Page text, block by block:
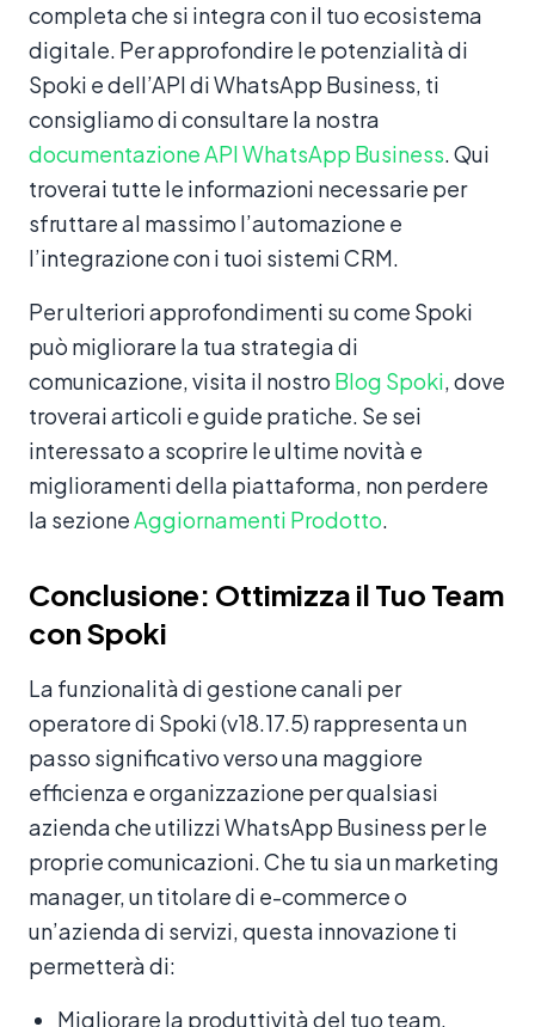
completa che si integra con il tuo ecosistema
digitale. Per approfondire le potenzialità di
Spoki e dell’API di WhatsApp Business, ti
consigliamo di consultare la nostra
documentazione API WhatsApp Business. Qui
troverai tutte le informazioni necessarie per
sfruttare al massimo l’automazione e
l’integrazione con i tuoi sistemi CRM.
Per ulteriori approfondimenti su come Spoki
può migliorare la tua strategia di
comunicazione, visita il nostro Blog Spoki, dove
troverai articoli e guide pratiche. Se sei
interessato a scoprire le ultime novità e
miglioramenti della piattaforma, non perdere
la sezioneAggiornamenti Prodotto.
Conclusione: Ottimizza il Tuo Team
con Spoki
La funzionalità di gestione canali per
operatore di Spoki (v18.17.5) rappresenta un
passo significativo verso una maggiore
efficienza e organizzazione per qualsiasi
azienda che utilizzi WhatsApp Business per le
proprie comunicazioni. Che tu sia un marketing
manager, un titolare di e-commerce o
un’azienda di servizi, questa innovazione ti
permetterà di:
Migliorare la produttività del tuo team.